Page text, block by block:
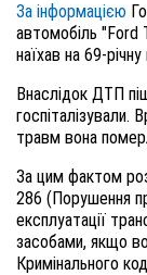
За інформацією
автомобіль "Ford
наїхав на 69-
Внаслідок ДТП
госпіталізували.
травм вона
За цим фактом
286 (Порушення
експлуатації
засобами, якщо
Кримінального